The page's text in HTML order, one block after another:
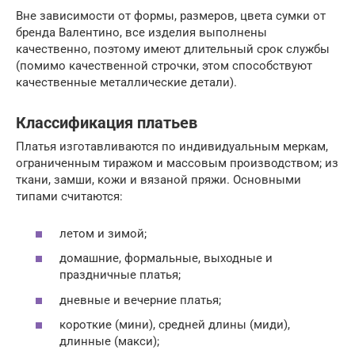
Вне зависимости от формы, размеров, цвета сумки от
бренда Валентино, все изделия выполнены
качественно, поэтому имеют длительный срок службы
(помимо качественной строчки, этом способствуют
качественные металлические детали).
Классификация платьев
Платья изготавливаются по индивидуальным меркам,
ограниченным тиражом и массовым производством; из
ткани, замши, кожи и вязаной пряжи. Основными
типами считаются:
летом и зимой;
домашние, формальные, выходные и
праздничные платья;
дневные и вечерние платья;
короткие (мини), средней длины (миди),
длинные (макси);